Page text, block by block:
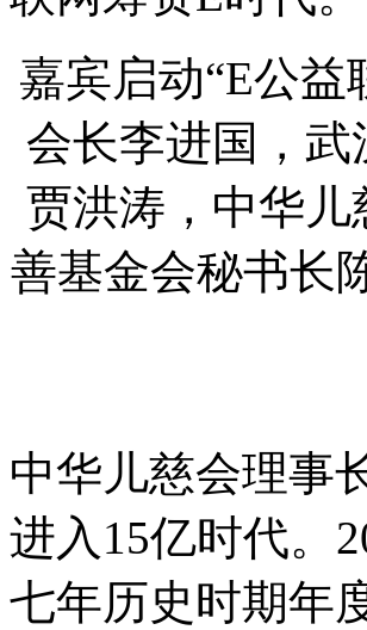
嘉宾启动“E公益
会长李进国，
贾洪涛，中华
善基金会秘书长
中华儿慈会理事
进入15亿时代。
七年历史时期年